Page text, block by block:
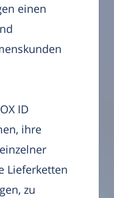
einen
ID
ihre
Lieferketten
zu